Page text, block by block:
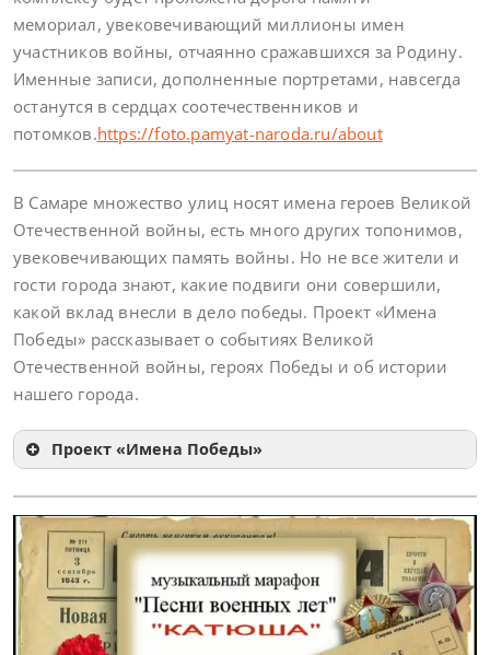
мемориал, увековечивающий миллионы имен
участников войны, отчаянно сражавшихся за Родину.
Именные записи, дополненные портретами, навсегда
останутся в сердцах соотечественников и
потомков.https://foto.pamyat-naroda.ru/about
В Самаре множество улиц носят имена героев Великой
Отечественной войны, есть много других топонимов,
увековечивающих память войны. Но не все жители и
гости города знают, какие подвиги они совершили,
какой вклад внесли в дело победы. Проект «Имена
Победы» рассказывает о событиях Великой
Отечественной войны, героях Победы и об истории
нашего города.
Проект «Имена Победы»